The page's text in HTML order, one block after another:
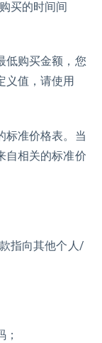
买的时间间
低购买金额，您
义值，请使用
标准价格表。当
自相关的标准价
指向其他个人/